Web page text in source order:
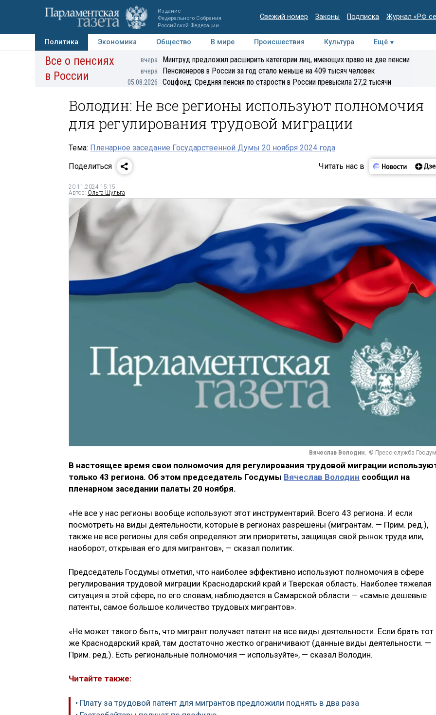
Издание
Федерального Собрания
Российской Федерации
Свежий номер Законы Подписка Журнал «РФ
Политика Экономика Общество В мире Происшествия Культура
Ещё
Авторы Персоны Мнения Регионы Медиацентр Интервью Колумнисты
Все о пенсиях
в России
вчера Минтруд предложил расширить категории лиц, имеющих право на две пенсии
вчера Пенсионеров в России за год стало меньше на 409 тысяч человек
05.08.2026 Соцфонд: Средняя пенсия по старости в России превысила 27,2 тысячи
Володин: Не все регионы используют полномочия
для регулирования трудовой миграции
Тема: Пленарное заседание Государственной Думы 20 ноября 2024 года
Поделиться
Читать нас в
20.11.2024 15:15
Автор: Ольга Шульга
Вячеслав Володин. © Пресс-служба
В настоящее время свои полномочия для регулирования трудовой миграции
только 43 региона. Об этом председатель Госдумы Вячеслав Володин сообщил на
пленарном заседании палаты 20 ноября.
«Не все у нас регионы вообще используют этот инструментарий. Всего 43 региона. И если
посмотреть на виды деятельности, которые в регионах разрешены (мигрантам. — Прим. ред.),
также не все регионы для себя определяют эти приоритеты, защищая свой рынок труда или,
наоборот, открывая его для мигрантов», — сказал политик.
Председатель Госдумы отметил, что наиболее эффективно используют полномочия в сфере
регулирования трудовой миграции Краснодарский край и Тверская область. Наиболее тяжелая
ситуация в этой сфере, по его словам, наблюдается в Самарской области — «самые дешевые
патенты, самое большое количество трудовых мигрантов».
«Не может такого быть, что мигрант получает патент на все виды деятельности. Если брать тот
же Краснодарский край, там достаточно жестко ограничивают (данные виды деятельности. —
Прим. ред.). Есть региональные полномочия — используйте», — сказал Володин.
Читайте также:
• Плату за трудовой патент для мигрантов предложили поднять в два раза